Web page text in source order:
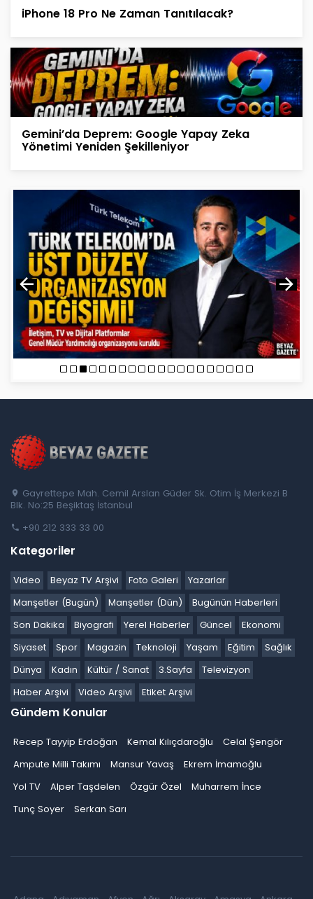
iPhone 18 Pro Ne Zaman Tanıtılacak?
Gemini’da Deprem: Google Yapay Zeka
Yönetimi Yeniden Şekilleniyor
Gayrettepe Mah. Cemil Arslan Güder Sk. Otim İş Merkezi B
Blk. No:25 Beşiktaş İstanbul
+90 212 333 33 00
Kategoriler
Video Beyaz TV Arşivi Foto Galeri
Yazarlar
Manşetler (Bugün)
Manşetler (Dün)
Bugünün Haberleri
Son Dakika
Biyografi Yerel Haberler Güncel
Ekonomi
Siyaset
Spor Magazin Teknoloji Yaşam Eğitim
Sağlık
Dünya
Kadın Kültür / Sanat 3.Sayfa
Televizyon
Haber Arşivi
Video Arşivi Etiket Arşivi
Gündem Konular
Recep Tayyip Erdoğan Kemal Kılıçdaroğlu
Celal Şengör
Ampute Milli Takımı
Mansur Yavaş
Ekrem İmamoğlu
Yol TV
Alper Taşdelen Özgür Özel
Muharrem İnce
Tunç Soyer
Serkan Sarı